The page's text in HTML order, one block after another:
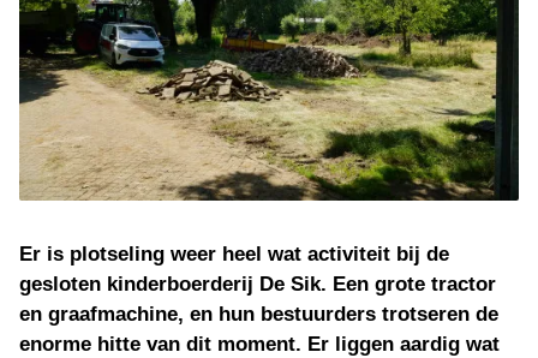
Er is plotseling weer heel wat activiteit bij de
gesloten kinderboerderij De Sik. Een grote tractor
en graafmachine, en hun bestuurders trotseren de
enorme hitte van dit moment. Er liggen aardig wat